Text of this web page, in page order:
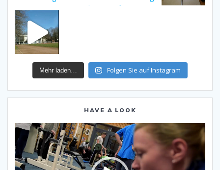
Mehr laden… Folgen Sie auf Instagram
HAVE A LOOK
Video-
Player